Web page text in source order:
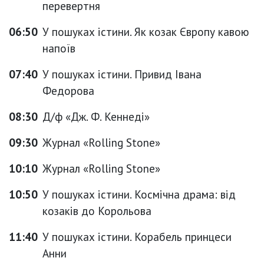
перевертня
06:50 У пошуках істини. Як козак Європу кавою
напоїв
07:40 У пошуках істини. Привид Івана
Федорова
08:30 Д/ф «Дж. Ф. Кеннеді»
09:30 Журнал «Rolling Stone»
10:10 Журнал «Rolling Stone»
10:50 У пошуках істини. Космічна драма: від
козаків до Корольова
11:40 У пошуках істини. Корабель принцеси
Анни